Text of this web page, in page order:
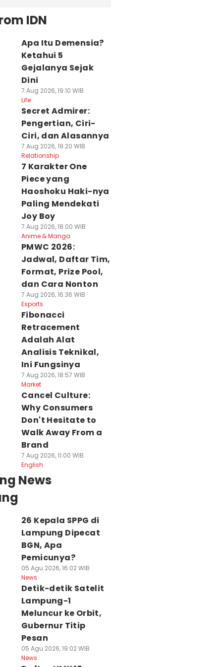
IDN
Apa Itu Demensia?
Ketahui 5
Gejalanya Sejak
Dini
7 Aug 2026, 19:10 WIB
Life
Secret Admirer:
Pengertian, Ciri-
Ciri, dan Alasannya
7 Aug 2026, 19:20 WIB
Relationship
7 Karakter One
Piece yang
Haoshoku Haki-nya
Paling Mendekati
Joy Boy
7 Aug 2026, 18:00 WIB
Anime & Manga
PMWC 2026:
Jadwal, Daftar Tim,
Format, Prize Pool,
dan Cara Nonton
7 Aug 2026, 16:36 WIB
Esports
Fibonacci
Retracement
Adalah Alat
Analisis Teknikal,
Ini Fungsinya
7 Aug 2026, 18:57 WIB
Market
Cancel Culture:
Why Consumers
Don't Hesitate to
Walk Away From a
Brand
7 Aug 2026, 11:00 WIB
English
News
26 Kepala SPPG di
Lampung Dipecat
BGN, Apa
Pemicunya?
05 Agu 2026, 16:02 WIB
News
Detik-detik Satelit
Lampung-1
Meluncur ke Orbit,
Gubernur Titip
Pesan
05 Agu 2026, 19:02 WIB
News